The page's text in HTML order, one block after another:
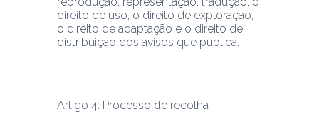
direito de uso, o direito de exploração,
o direito de adaptação e o direito de
distribuição dos avisos que publica.
Artigo 4: Processo de recolha